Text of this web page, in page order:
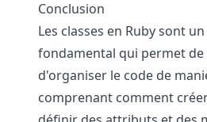
Conclusion
Les classes en Ruby sont
fondamental qui permet
d'organiser le code de
comprenant comment